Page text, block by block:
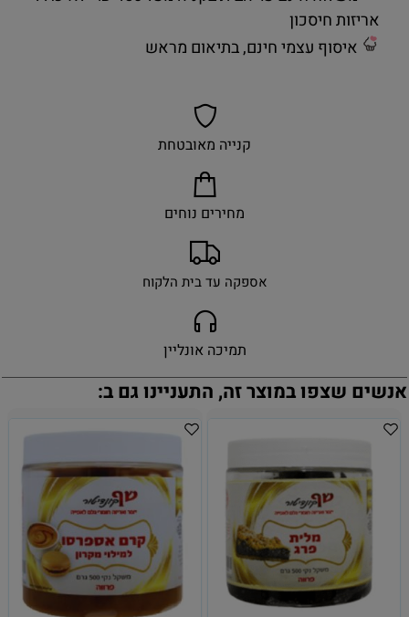
אריזות חיסכון
איסוף עצמי חינם, בתיאום מראש
קנייה מאובטחת
מחירים נוחים
אספקה עד בית הלקוח
תמיכה אונליין
אנשים שצפו במוצר זה, התעניינו גם ב: